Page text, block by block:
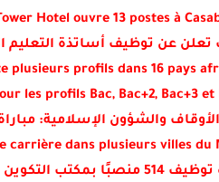
Hotel ouvre 13 postes à
تعلن عن توظيف أساتذة التعليم
plusieurs profils dans 16 pays
les profils Bac, Bac+2, Bac+3 et
والشؤون الإسلامية: مباراة
carrière dans plusieurs villes du
وإنعاش الشغل في عدة تخصصات آخر أجل 6 شتنبر 2026